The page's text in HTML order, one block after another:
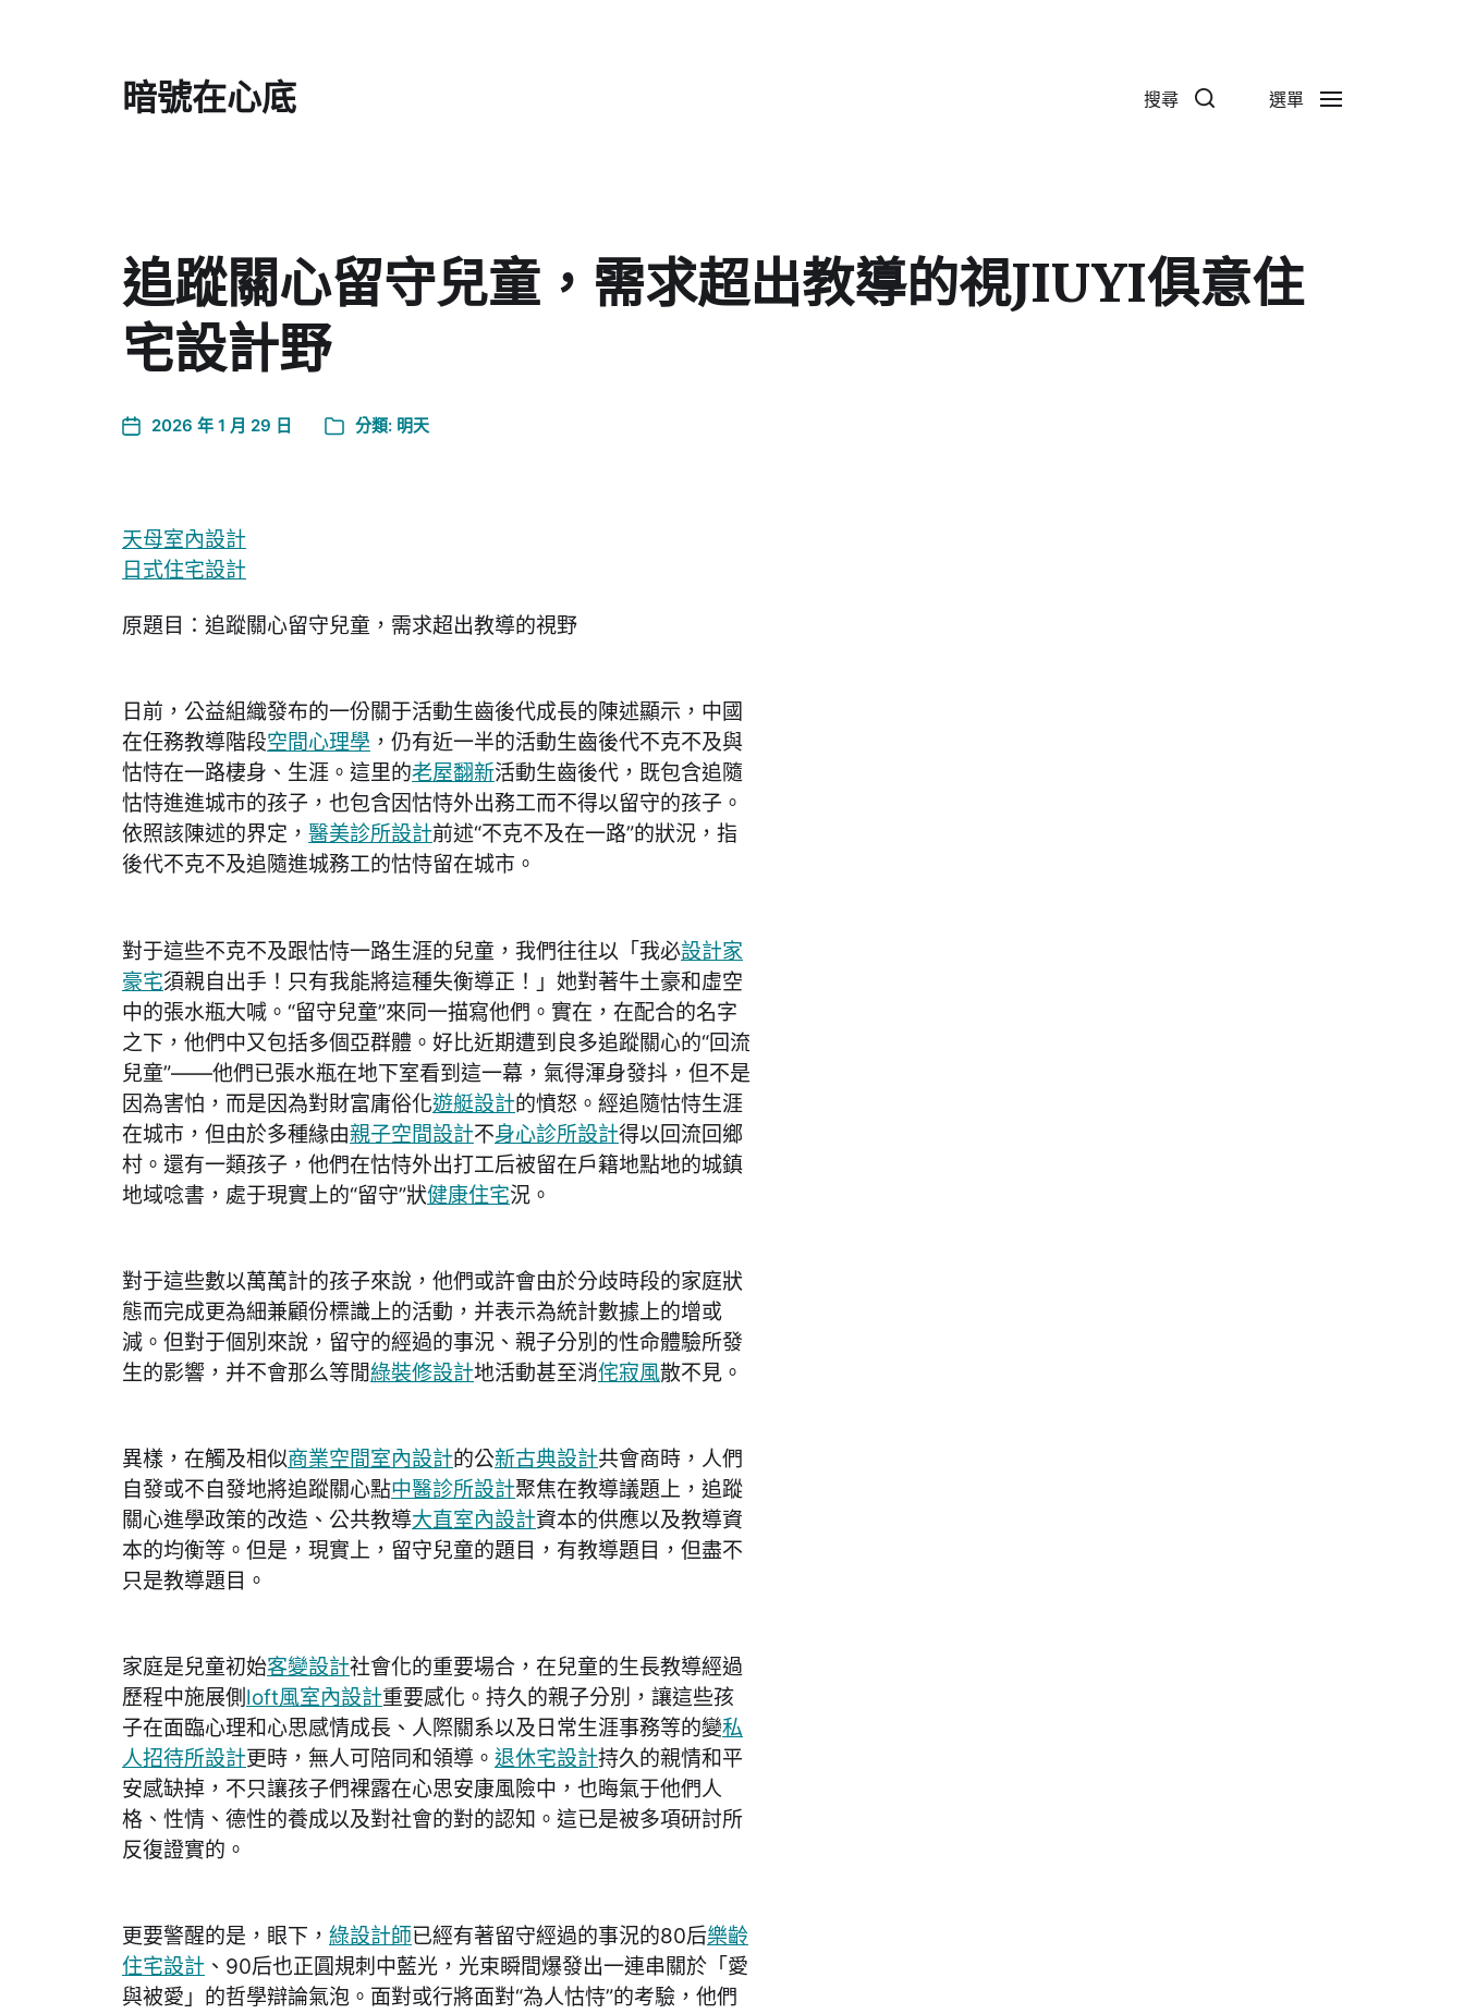
暗號在心底 搜尋 選單
追蹤關心留守兒童，需求超出教導的視JIUYI俱意住
宅設計野
2026 年 1 月 29 日 分類: 明天
天母室內設計
日式住宅設計
原題目：追蹤關心留守兒童，需求超出教導的視野
日前，公益組織發布的一份關于活動生齒後代成長的陳述顯示，中國
在任務教導階段空間心理學 ，仍有近一半的活動生齒後代不克不及與
怙恃在一路棲身、生涯。這里的老屋翻新活動生齒後代，既包含追隨
怙恃進進城市的孩子，也包含因怙恃外出務工而不得以留守的孩子。
依照該陳述的界定， 醫美診所設計前述“不克不及在一路”的狀況，指
後代不克不及追隨進城務工的怙恃留在城市。
對于這些不克不及跟怙恃一路生涯的兒童，我們往往以「我必設計家
豪宅須親自出手！只有我能將這種失衡導正！」她對著牛土豪和虛空
中的張水瓶大喊。“留守兒童”來同一描寫他們。實在，在配合的名字
之下，他們中又包括多個亞群體。好比近期遭到良多追蹤關心的“回流
兒童”——他們已張水瓶在地下室看到這一幕，氣得渾身發抖，但不是
因為害怕，而是因為對財富庸俗化遊艇設計的憤怒。經追隨怙恃生涯
在城市，但由於多種緣由親子空間設計不身心診所設計得以回流回鄉
村。還有一類孩子，他們在怙恃外出打工后被留在戶籍地點地的城鎮
地域唸書，處于現實上的“留守”狀健康住宅況。
對于這些數以萬萬計的孩子來說，他們或許會由於分歧時段的家庭狀
態而完成更為細兼顧份標識上的活動，并表示為統計數據上的增或
減。但對于個別來說，留守的經過的事況、親子分別的性命體驗所發
生的影響，并不會那么等閒綠裝修設計地活動甚至消侘寂風散不見。
異樣，在觸及相似商業空間室內設計的公新古典設計共會商時，人們
自發或不自發地將追蹤關心點中醫診所設計聚焦在教導議題上，追蹤
關心進學政策的改造、公共教導大直室內設計資本的供應以及教導資
本的均衡等。但是，現實上，留守兒童的題目，有教導題目，但盡不
只是教導題目。
家庭是兒童初始客變設計社會化的重要場合，在兒童的生長教導經過
歷程中施展側 loft風室內設計重要感化。持久的親子分別，讓這些孩
子在面臨心理和心思感情成長、人際關系以及日常生涯事務等的變私
人招待所設計更時，無人可陪同和領導。 退休宅設計持久的親情和平
安感缺掉，不只讓孩子們裸露在心思安康風險中，也晦氣于他們人
格、性情、德性的養成以及對社會的對的認知。這已是被多項研討所
反復證實的。
更要警醒的是，眼下， 綠設計師已經有著留守經過的事況的80后樂齡
住宅設計 、90后也正圓規刺中藍光，光束瞬間爆發出一連串關於「愛
與被愛」的哲學辯論氣泡。面對或行將面對“為人怙恃”的考驗，他們